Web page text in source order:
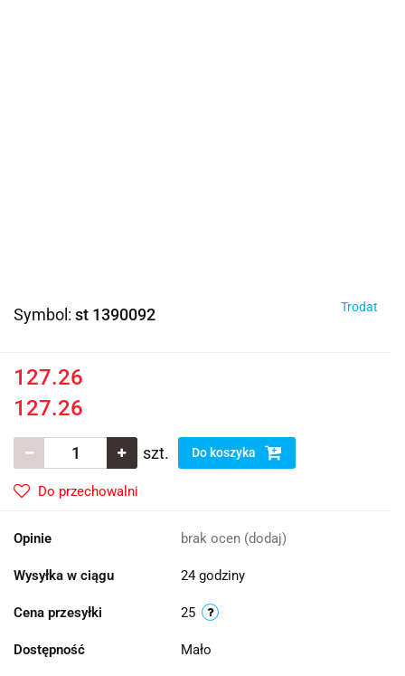
Symbol: st 1390092 Trodat
127.26
127.26
szt. Do koszyka
Do przechowalni
Opinie brak ocen (dodaj)
Wysyłka w ciągu 24 godziny
Cena przesyłki 25
Dostępność Mało